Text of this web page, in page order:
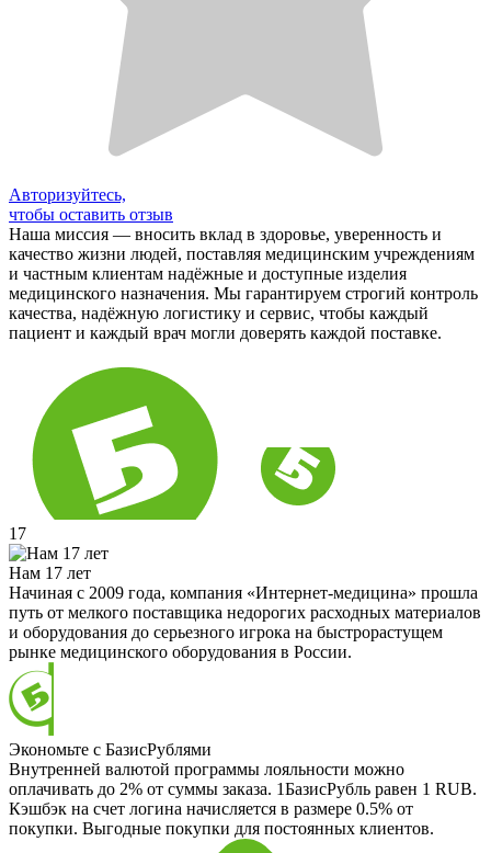
Авторизуйтесь,
чтобы оставить отзыв
Наша миссия — вносить вклад в здоровье, уверенность и
качество жизни людей, поставляя медицинским учреждениям
и частным клиентам надёжные и доступные изделия
медицинского назначения. Мы гарантируем строгий контроль
качества, надёжную логистику и сервис, чтобы каждый
пациент и каждый врач могли доверять каждой поставке.
17
Нам 17 лет
Начиная с 2009 года, компания «Интернет-медицина» прошла
путь от мелкого поставщика недорогих расходных материалов
и оборудования до серьезного игрока на быстрорастущем
рынке медицинского оборудования в России.
Экономьте с БазисРублями
Внутренней валютой программы лояльности можно
оплачивать до 2% от суммы заказа. 1БазисРубль равен 1 RUB.
Кэшбэк на счет логина начисляется в размере 0.5% от
покупки. Выгодные покупки для постоянных клиентов.